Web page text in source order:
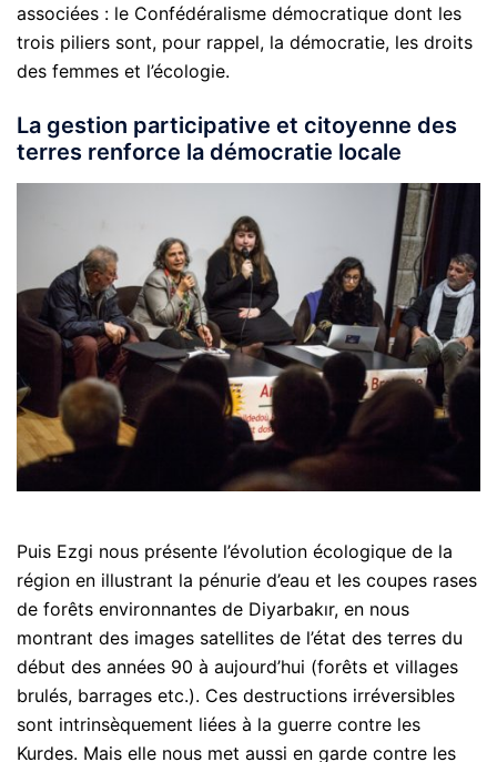
associées : le Confédéralisme démocratique dont les
trois piliers sont, pour rappel, la démocratie, les droits
des femmes et l’écologie.
La gestion participative et citoyenne des
terres renforce la démocratie locale
Puis Ezgi nous présente l’évolution écologique de la
région en illustrant la pénurie d’eau et les coupes rases
de forêts environnantes de Diyarbakır, en nous
montrant des images satellites de l’état des terres du
début des années 90 à aujourd’hui (forêts et villages
brulés, barrages etc.). Ces destructions irréversibles
sont intrinsèquement liées à la guerre contre les
Kurdes. Mais elle nous met aussi en garde contre les